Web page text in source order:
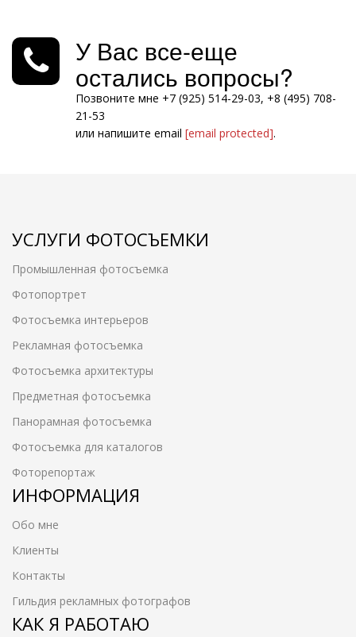
У Вас все-еще
остались вопросы?
Позвоните мне +7 (925) 514-29-03, +8 (495) 708-
21-53
или напишите email [email protected].
УСЛУГИ ФОТОСЪЕМКИ
Промышленная фотосъемка
Фотопортрет
Фотосъемка интерьеров
Рекламная фотосъемка
Фотосъемка архитектуры
Предметная фотосъемка
Панорамная фотосъемка
Фотосъемка для каталогов
Фоторепортаж
ИНФОРМАЦИЯ
Обо мне
Клиенты
Контакты
Гильдия рекламных фотографов
КАК Я РАБОТАЮ